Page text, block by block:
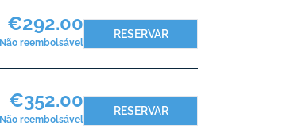
€292.00
Não reembolsável
RESERVAR
€352.00
Não reembolsável
RESERVAR